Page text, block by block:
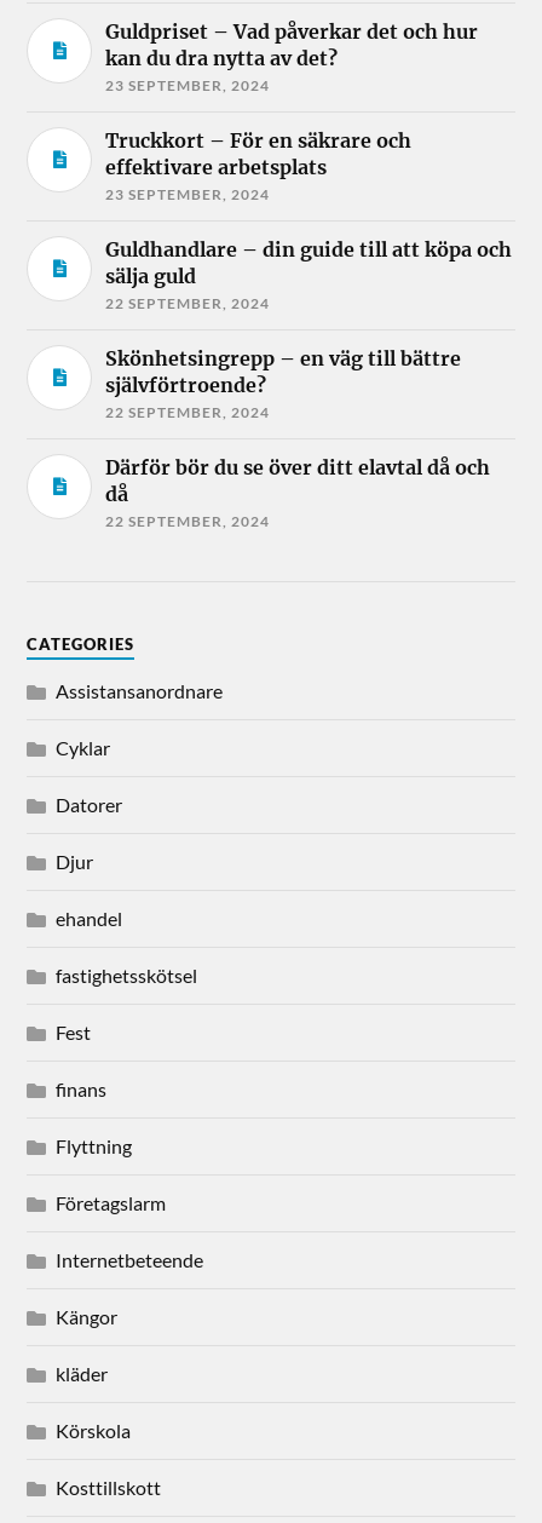
Guldpriset – Vad påverkar det och hur
kan du dra nytta av det?
23 SEPTEMBER, 2024
Truckkort – För en säkrare och
effektivare arbetsplats
23 SEPTEMBER, 2024
Guldhandlare – din guide till att köpa och
sälja guld
22 SEPTEMBER, 2024
Skönhetsingrepp – en väg till bättre
självförtroende?
22 SEPTEMBER, 2024
Därför bör du se över ditt elavtal då och
då
22 SEPTEMBER, 2024
CATEGORIES
Assistansanordnare
Cyklar
Datorer
Djur
ehandel
fastighetsskötsel
Fest
finans
Flyttning
Företagslarm
Internetbeteende
Kängor
kläder
Körskola
Kosttillskott